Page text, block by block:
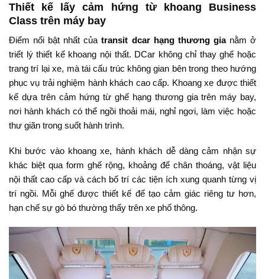
Thiết kế lấy cảm hứng từ khoang Business
Class trên máy bay
Điểm nổi bật nhất củatransit dcar hạng thương gianằm ở
triết lý thiết kế khoang nội thất. DCar không chỉ thay ghế hoặc
trang trí lại xe, mà tái cấu trúc không gian bên trong theo hướng
phục vụ trải nghiệm hành khách cao cấp. Khoang xe được thiết
kế dựa trên cảm hứng từ ghế hạng thương gia trên máy bay,
nơi hành khách có thể ngồi thoải mái, nghỉ ngơi, làm việc hoặc
thư giãn trong suốt hành trình.
Khi bước vào khoang xe, hành khách dễ dàng cảm nhận sự
khác biệt qua form ghế rộng, khoảng để chân thoáng, vật liệu
nội thất cao cấp và cách bố trí các tiện ích xung quanh từng vị
trí ngồi. Mỗi ghế được thiết kế để tạo cảm giác riêng tư hơn,
hạn chế sự gò bó thường thấy trên xe phổ thông.